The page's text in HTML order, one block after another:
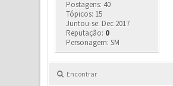
Postagens: 40
Tópicos: 15
Juntou-se: Dec 2017
Reputação: 0
Personagem: SM
Encontrar